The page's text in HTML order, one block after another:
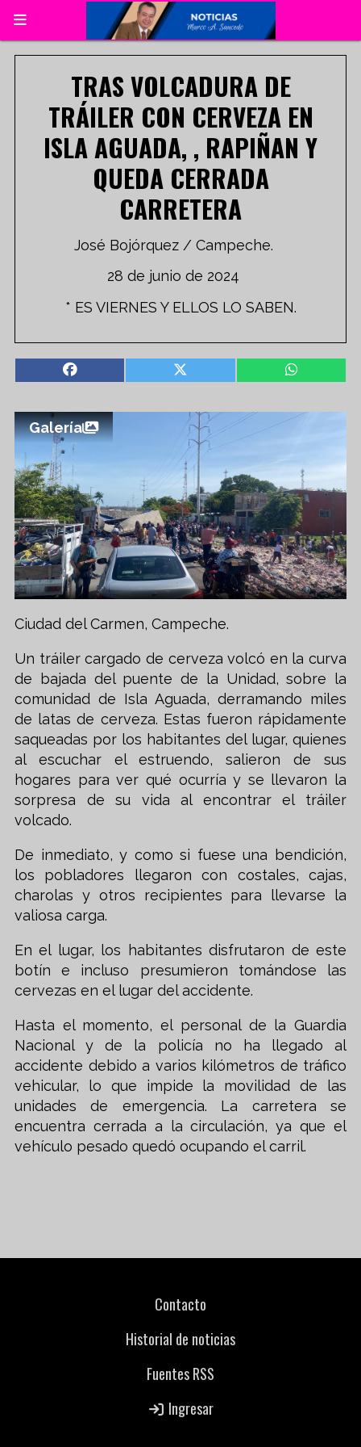
TRAS VOLCADURA DE
TRÁILER CON CERVEZA EN
ISLA AGUADA, , RAPIÑAN Y
QUEDA CERRADA
CARRETERA
* ES VIERNES Y ELLOS LO SABEN.
28 de junio de 2024
José Bojórquez / Campeche.
Galería
Ciudad del Carmen, Campeche.
Un tráiler cargado de cerveza volcó en la curva
de bajada del puente de la Unidad, sobre la
comunidad de Isla Aguada, derramando miles
de latas de cerveza. Estas fueron rápidamente
saqueadas por los habitantes del lugar, quienes
al escuchar el estruendo, salieron de sus
hogares para ver qué ocurría y se llevaron la
sorpresa de su vida al encontrar el tráiler
volcado.
De inmediato, y como si fuese una bendición,
los pobladores llegaron con costales, cajas,
charolas y otros recipientes para llevarse la
valiosa carga.
En el lugar, los habitantes disfrutaron de este
botín e incluso presumieron tomándose las
cervezas en el lugar del accidente.
Hasta el momento, el personal de la Guardia
Nacional y de la policía no ha llegado al
accidente debido a varios kilómetros de tráfico
vehicular, lo que impide la movilidad de las
unidades de emergencia. La carretera se
encuentra cerrada a la circulación, ya que el
vehículo pesado quedó ocupando el carril.
Contacto
Historial de noticias
Fuentes RSS
Ingresar